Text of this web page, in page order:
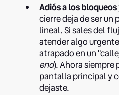
Adiós a los
cierre deja de ser
lineal. Si sales del
atender algo
atrapado en un
end). Ahora siempre
pantalla principal y
dejaste.